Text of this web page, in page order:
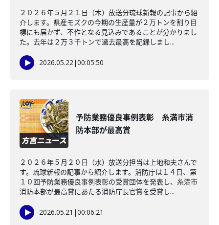
２０２６年５月２１日（木）放送分琉球新報の記事から紹
介します。県産モズクの今期の生産量が２万トンを割り目
標にも届かず、不作となる見込みであることが分かりまし
た。去年は２万３千トンで過去最高を記録しまし...
2026.05.22|00:05:50
予防業務優良事例表彰 糸満市消
防本部が最高賞
２０２６年５月２０日（水）放送分担当は上地和夫さんで
す。琉球新報の記事から紹介します。消防庁は１４日、第
１０回予防業務優良事例表彰の受賞団体を発表し、糸満市
消防本部が最高賞にあたる消防庁長官賞を受賞し...
2026.05.21 |00:06:21